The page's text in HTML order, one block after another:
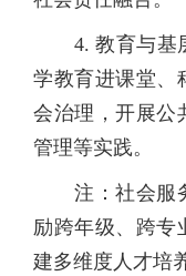
4. 教育与基
学教育进课堂、
会治理，开展公
管理等实践。
注：社会服
励跨年级、跨专
建多维度人才培